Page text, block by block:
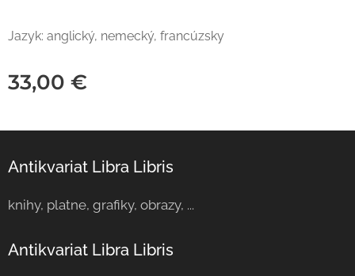
Jazyk: anglický, nemecký, francúzsky
33,00 €
Antikvariat Libra Libris
knihy, platne, grafiky, obrazy, ...
Antikvariat Libra Libris